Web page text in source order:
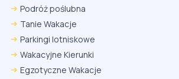
Podróż poślubna
Tanie Wakacje
Parkingi lotniskowe
Wakacyjne Kierunki
Egzotyczne Wakacje